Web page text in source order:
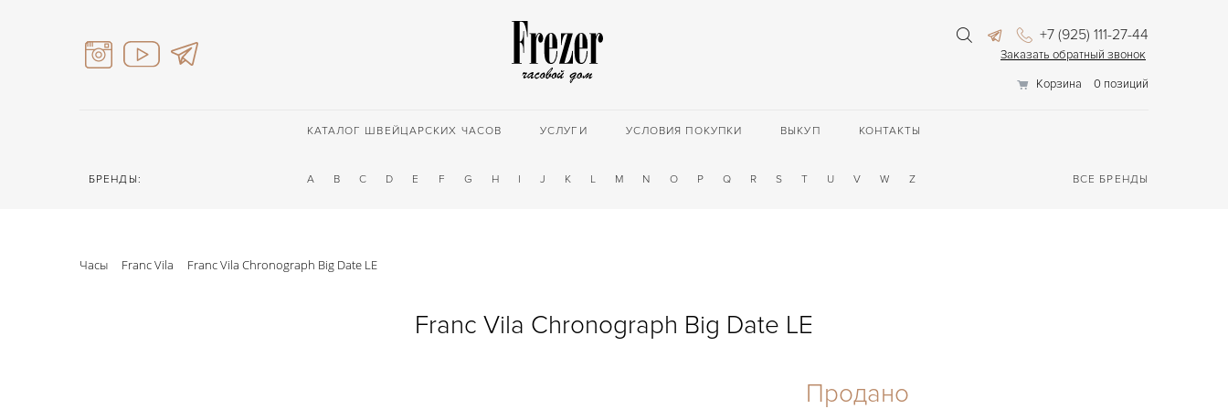
+7 (925) 111-27-44
Заказать обратный звонок
Корзина
0 позиций
КАТАЛОГ ШВЕЙЦАРСКИХ ЧАСОВ УСЛУГИ УСЛОВИЯ ПОКУПКИ ВЫКУП КОНТАКТЫ
БРЕНДЫ: A B C D E F G H I J K L M N O P Q R S T U V W Z ВСЕ БРЕНДЫ
Часы Franc Vila Franc Vila Chronograph Big Date LE
Franc Vila Chronograph Big Date LE
Продано